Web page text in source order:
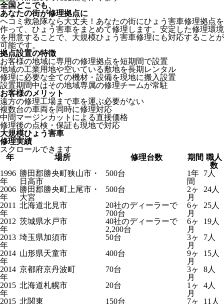
全国どこでも、
あなたの街が修理拠点に
ヘコミ救急隊なら大丈夫！あなたの街にひょう害車修理拠点を
作って、ひょう害車をまとめて修理します。安定した修理環境
を用意することで、大規模ひょう害車修理にも対応することが
可能です。
拠点設置の特徴
お客様の地域に専用の修理拠点を短期間で設置
地域の工業用地や空いている敷地を長期レンタル
修理に必要な全ての機材・設備を現地に搬入設置
設置期間中はその地域専属の修理チームが常駐
お客様のメリット
遠方の修理工場まで車を運ぶ必要がない
複数台の車両を同時に修理対応
中間マージンカットによる直接価格
修理後の点検・保証も現地で対応
大規模ひょう害車
修理実績
スクロールできます
年
場所 修理台数 期間 職人
数
1996
年
勝田郡勝央町狭山市・
日高市
500台
1年
間
7人
2006
年
勝田郡勝央町上尾市・
大宮
500台
2ヶ
月
24人
2011
年
北海道北見市
20社のディーラーで
700台
6ヶ
月
25人
2012
年
茨城県水戸市
40社のディーラーで
2,200台
6ヶ
月
19人
2013
年
埼玉県加須市 50台
3ヶ
月
7人
2014
年
山形県天童市 400台
9ヶ
月
15人
2014
年
京都府京丹波町 70台
3ヶ
月
8人
2015
年
北海道札幌市 20台
1ヶ
月
4人
2015 北関東 150台 7ヶ 11人